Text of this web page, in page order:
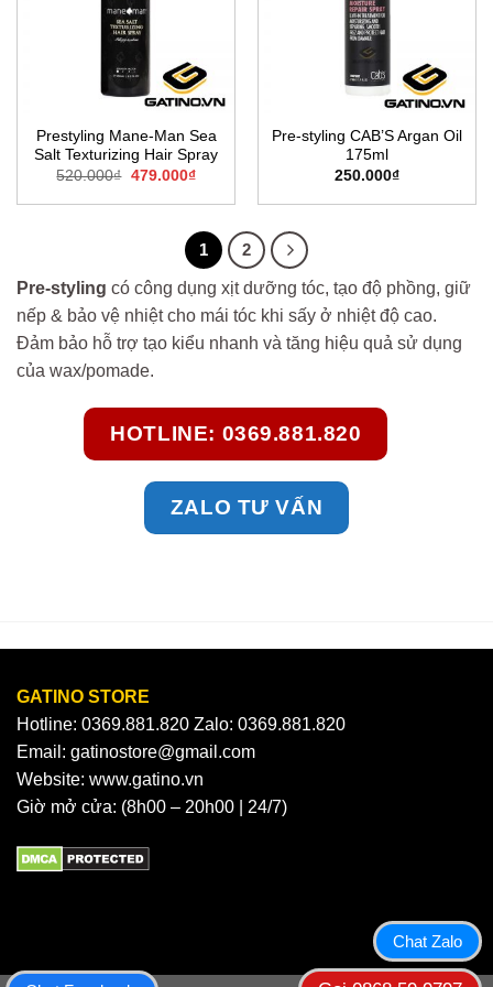
Prestyling Mane-Man Sea
Salt Texturizing Hair Spray
520.000₫ Giá
là:
479.000₫Giá
tại
479.000₫.
Pre-styling CAB’S Argan Oil
175ml
250.000₫
1 2
Pre-styling có công dụng xịt dưỡng tóc, tạo độ phồng, giữ
nếp & bảo vệ nhiệt cho mái tóc khi sấy ở nhiệt độ cao.
Đảm bảo hỗ trợ tạo kiểu nhanh và tăng hiệu quả sử dụng
của wax/pomade.
HOTLINE: 0369.881.820
ZALO TƯ VẤN
GATINO STORE
Hotline: 0369.881.820 Zalo: 0369.881.820
Email: gatinostore@gmail.com
Website: www.gatino.vn
Giờ mở cửa: (8h00 – 20h00 | 24/7)
Chat Zalo